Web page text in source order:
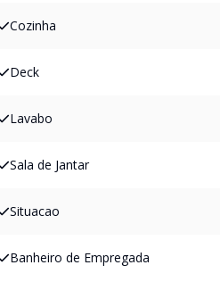
Cozinha
Deck
Lavabo
Sala de Jantar
Situacao
Banheiro de Empregada